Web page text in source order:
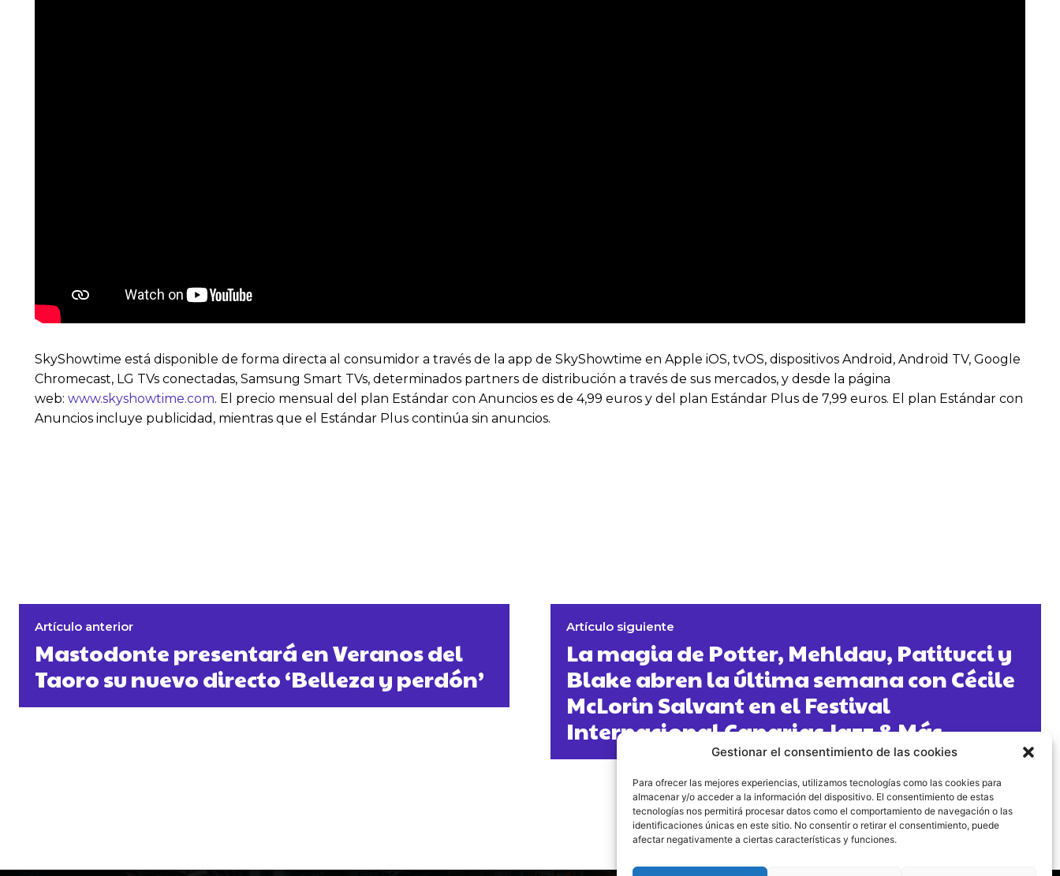
Gestionar el consentimiento de las cookies
Para ofrecer las mejores experiencias, utilizamos tecnologías como las cookies para
almacenar y/o acceder a la información del dispositivo. El consentimiento de estas
tecnologías nos permitirá procesar datos como el comportamiento de navegación o las
identificaciones únicas en este sitio. No consentir o retirar el consentimiento, puede
afectar negativamente a ciertas características y funciones.
SkyShowtime está disponible de forma directa al consumidor a través de la app de SkyShowtime en Apple iOS, tvOS, dispositivos Android, Android TV, Google
Chromecast, LG TVs conectadas, Samsung Smart TVs, determinados partners de distribución a través de sus mercados, y desde la página
web: www.skyshowtime.com. El precio mensual del plan Estándar con Anuncios es de 4,99 euros y del plan Estándar Plus de 7,99 euros. El plan Estándar con
Anuncios incluye publicidad, mientras que el Estándar Plus continúa sin anuncios.
Artículo anterior
Mastodonte presentará en Veranos del
Taoro su nuevo directo ‘Belleza y perdón’
Artículo siguiente
La magia de Potter, Mehldau, Patitucci y
Blake abren la última semana con Cécile
McLorin Salvant en el Festival
Internacional Canarias Jazz & Más